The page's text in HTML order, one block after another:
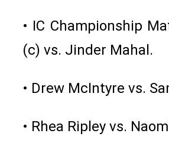
• IC Championship
(c) vs. Jinder Mahal.
• Drew McIntyre vs.
• Rhea Ripley vs.